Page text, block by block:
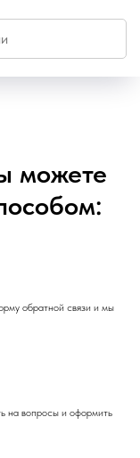
можете
обратной связи и мы
на вопросы и оформить